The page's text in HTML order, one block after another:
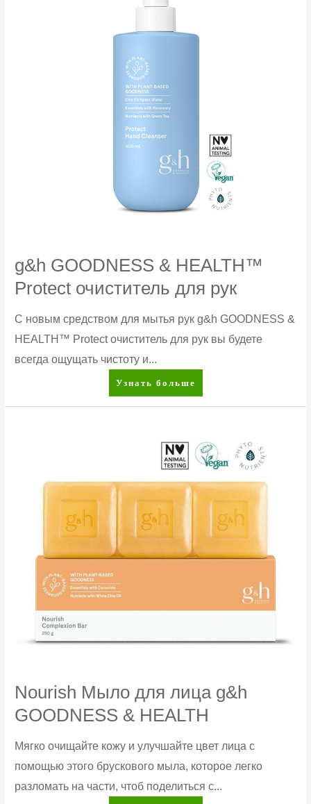
g&h GOODNESS & HEALTH™
Protect очиститель для рук
С новым средством для мытья рук g&h GOODNESS &
HEALTH™ Protect очиститель для рук вы будете
всегда ощущать чистоту и...
g&h
GOODNESS
очиститель
рук
Узнать больше
Nourish Мыло для лица g&h
GOODNESS & HEALTH
Мягко очищайте кожу и улучшайте цвет лица с
помощью этого брускового мыла, которое легко
разломать на части, чтоб поделиться с...